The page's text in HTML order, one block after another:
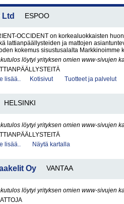
ESPOO
OCCIDENT on korkealuokkaisten
lattianpäällysteiden ja mattojen
kokemus sisustusalalta Markkinoimme
löytyi yrityksen omien www-sivujen
lisää..
Kotisivut Tuotteet ja palvelut
HELSINKI
löytyi yrityksen omien www-sivujen
lisää..
Näytä kartalla
Oy VANTAA
löytyi yrityksen omien www-sivujen